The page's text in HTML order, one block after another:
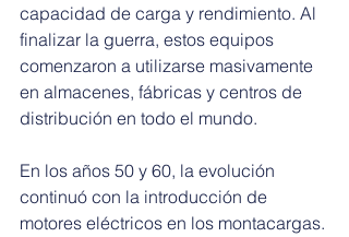
capacidad de carga y rendimiento. Al
finalizar la guerra, estos equipos
comenzaron a utilizarse masivamente
en almacenes, fábricas y centros de
distribución en todo el mundo.
En los años 50 y 60, la evolución
continuó con la introducción de
motores eléctricos en los montacargas.